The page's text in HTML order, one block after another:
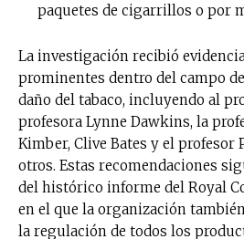
paquetes de cigarrillos o por
La investigación recibió
prominentes dentro del campo
daño del tabaco, incluyendo al
profesora Lynne Dawkins, la
Kimber, Clive Bates y el profesor
otros. Estas recomendaciones
del histórico informe del Royal
en el que la organización
la regulación de todos los